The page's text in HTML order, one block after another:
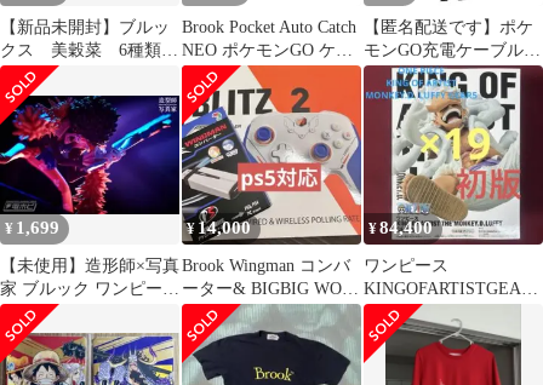
【新品未開封】ブルッ
クス 美穀菜 6種類
粉末ドリンク15袋+1袋
おまけ付★
Brook Pocket Auto Catch
NEO ポケモンGO ケー
ス付き
【匿名配送です】ポケ
モンGO充電ケーブル
Dia&オートキャッチ
2×2本セットO①
¥ 1,699
【未使用】造形師×写真
家 ブルック ワンピース
フィギュア
¥ 14,000
Brook Wingman コンバ
ーター& BIGBIG WON
BLITZ2
¥84,400
ワンピース
KINGOFARTISTGEAR5
ルフィギア5フィギュア
初版